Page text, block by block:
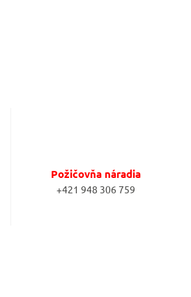
Požičovňa náradia
+421 948 306 759